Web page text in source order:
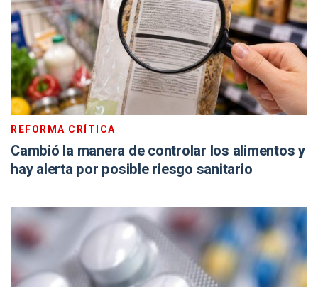
REFORMA CRÍTICA
Cambió la manera de controlar los alimentos y
hay alerta por posible riesgo sanitario